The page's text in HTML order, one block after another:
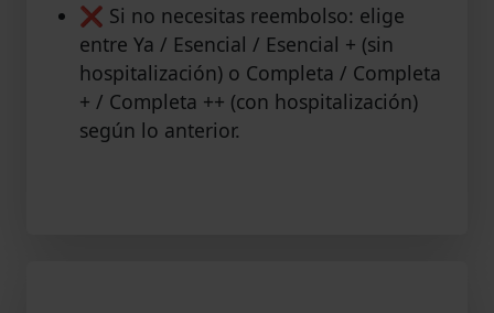
❌ Si no necesitas reembolso: elige
entre Ya / Esencial / Esencial + (sin
hospitalización) o Completa / Completa
+ / Completa ++ (con hospitalización)
según lo anterior.